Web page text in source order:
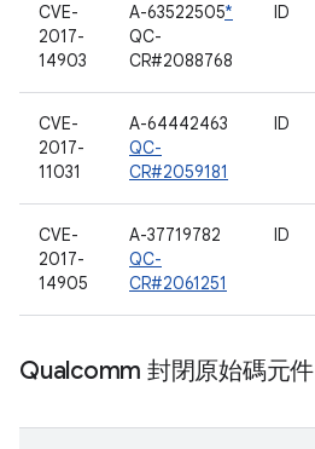
CVE-
2017-
14903
A-63522505*
QC-
CR#2088768
ID
CVE-
2017-
11031
A-64442463
QC-
CR#2059181
ID
CVE-
2017-
14905
A-37719782
QC-
CR#2061251
ID
Qualcomm 封閉原始碼元件